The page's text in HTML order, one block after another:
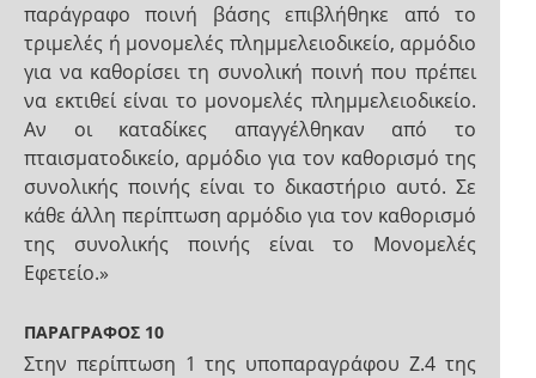
παράγραφο ποινή βάσης επιβλήθηκε από το
τριμελές ή μονομελές πλημμελειοδικείο, αρμόδιο
για να καθορίσει τη συνολική ποινή που πρέπει
να εκτιθεί είναι το μονομελές πλημμελειοδικείο.
Αν οι καταδίκες απαγγέλθηκαν από το
πταισματοδικείο, αρμόδιο για τον καθορισμό της
συνολικής ποινής είναι το δικαστήριο αυτό. Σε
κάθε άλλη περίπτωση αρμόδιο για τον καθορισμό
της συνολικής ποινής είναι το Μονομελές
Εφετείο.»
ΠΑΡΑΓΡΑΦΟΣ 10
Στην περίπτωση 1 της υποπαραγράφου Ζ.4 της